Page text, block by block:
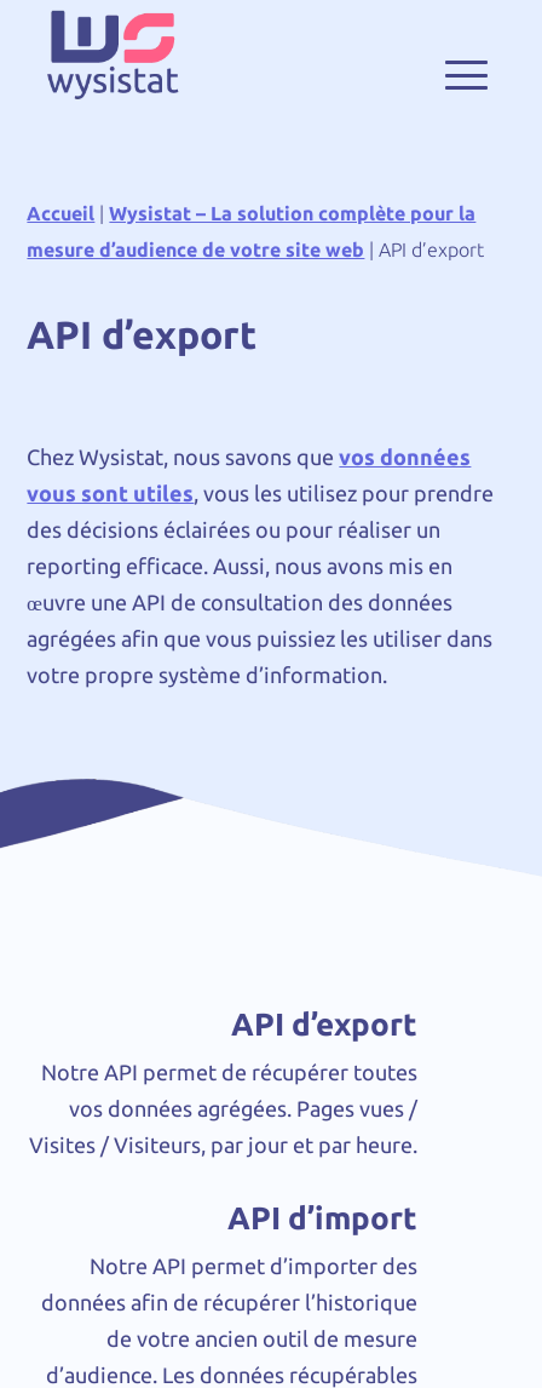
Accueil |Wysistat – La solution complète pour la
mesure d’audience de votre site web |API d’export
API d’export
Chez Wysistat, nous savons quevos données
vous sont utiles, vous les utilisez pour prendre
des décisions éclairées ou pour réaliser un
reporting efficace. Aussi, nous avons mis en
œuvre une API de consultation des données
agrégées afin que vous puissiez les utiliser dans
votre propre système d’information.
API d’export
Notre API permet de récupérer toutes
vos données agrégées. Pages vues /
Visites / Visiteurs, par jour et par heure.
API d’import
Notre API permet d’importer des
données afin de récupérer l’historique
de votre ancien outil de mesure
d’audience. Les données récupérables